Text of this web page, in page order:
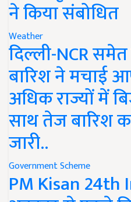
ने किया संबोधित
Weather
दिल्ली-NCR
बारिश ने मचाई
अधिक राज्यों में
साथ तेज बारिश
जारी..
Government Scheme
PM Kisan